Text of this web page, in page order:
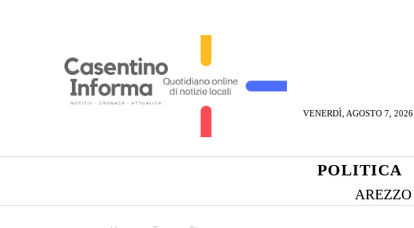
VENERDÌ, AGOSTO 7, 2026
POLITICA
AREZZO